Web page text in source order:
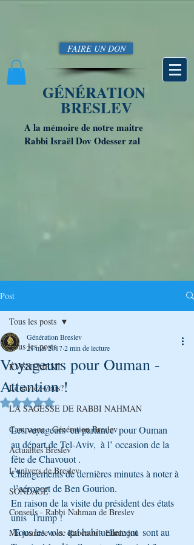
FAIRE UN DON
GÉNÉRATION
BRESLEV
A la mémoire de notre maitre
Rabbi Israël Dov Odesser zal
Post
Tous les posts
ÉVÉNEMENT
Le saviez-vous?
LA SAGESSE DE RABBI NAHMAN
Campagne : Génération Breslev
Actualités Breslev
L'univers de Breslev
SONDAGE
Conseils - Rabbi Nahman de Breslev
Ma journée avec Rabenou - Etude jou
Tous les posts
Voyageurs pour Ouman -
Attention !
Génération Breslev
21 mai 20172 min de lecture
Noté NaN étoiles sur 5.
Les voyageurs  en partance  pour Ouman
au départ de Tel-Aviv,  à l’ occasion de la
fête de Chavouot .
Changements de dernières minutes à noter à
l’aéroport de Ben Gourion.
En raison de la visite du président des états
unis  Trump !
Tous les vols  qui habituellement  sont au